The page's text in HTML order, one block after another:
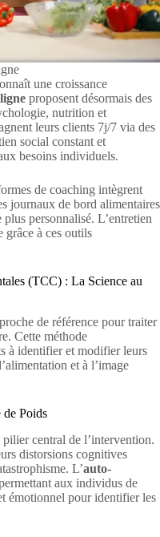
une croissance
proposent désormais des
nutrition et
leurs clients 7j/7 via des
social constant et
besoins individuels.
de coaching intègrent
journaux de bord alimentaires
personnalisé. L’entretien
à ces outils
(TCC) : La Science au
de référence pour traiter
Cette méthode
à identifier et modifier leurs
et à l’image
de Poids
central de l’intervention.
distorsions cognitives
L’auto-
aux individus de
émotionnel pour identifier les